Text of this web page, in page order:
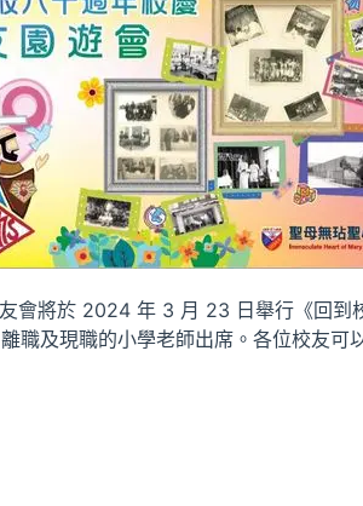
會將於 2024 年 3 月 23 日舉行《回到
職及現職的小學老師出席。各位校友可